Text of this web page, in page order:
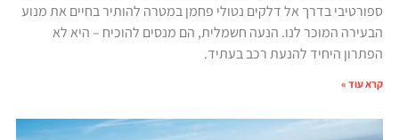
ספורטיבי בדרך אל דלקים נטולי פחמן במטרה להותיר בחיים את מנוע
הבעירה המוכר לנו. הנעה חשמלית, הם מנסים להוכיח – היא לא
הפתרון היחיד להנעת רכב בעתיד.
קרא עוד »